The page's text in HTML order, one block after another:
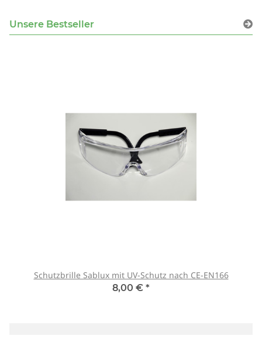
Unsere Bestseller
Schutzbrille Sablux mit UV-Schutz nach CE-EN166
8,00 € *